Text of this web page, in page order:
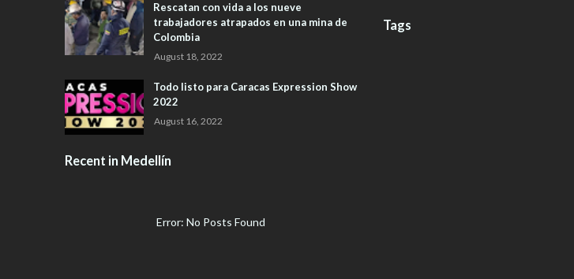
Rescatan con vida a los nueve
trabajadores atrapados en una mina de
Colombia
August 18, 2022
Todo listo para Caracas Expression Show
2022
August 16, 2022
Recent in Medellín
Error: No Posts Found
Tags